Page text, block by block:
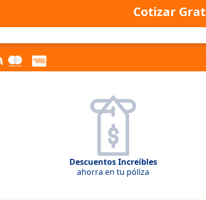
Cotizar
Descuentos Increíbles
ahorra en tu póliza